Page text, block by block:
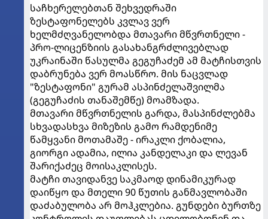
საჩხერელებთან შეხვედრაში
ზესტაფონელებს კვლავ ვერ
ხელმძღვანელობდა მთავარი მწვრთნელი -
პრო-ლიცენზიის გასახანგრძლივებლად
უკრაინაში წასულმა გეგუჩაძემ ამ მატჩისთვის
დაბრუნება ვერ მოასწრო. მის ნაცვლად
"ზესტაფონი" გურამ ასპინძელაშვილმა
(გეგუჩაძის თანაშემწე) მოამზადა.
მთავარი მწვრთნელის გარდა, მასპინძლებმა
სხვადასხვა მიზეზის გამო რამდენიმე
წამყვანი მოთამაშე - ირაკლი ქობალია,
გიორგი ადამია, ილია კანდელაკი და ლევან
შარიქაძეც მოისაკლისეს.
მატჩი თავიდანვე საკმაოდ დინამიკურად
დაიწყო და მთელი 90 წუთის განმავლობაში
დაძაბულობა არ მოჰკლებია. გუნდები ბურთზე